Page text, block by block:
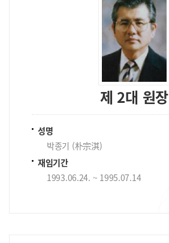
제 2대 원장
성명
박종기 (朴宗淇)
재임기간
1993.06.24. ~ 1995.07.14